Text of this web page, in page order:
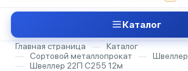
Каталог
Главная страница —
Каталог
—
Сортовой металлопрокат —
Швеллер
—
Швеллер 22П С255 12м